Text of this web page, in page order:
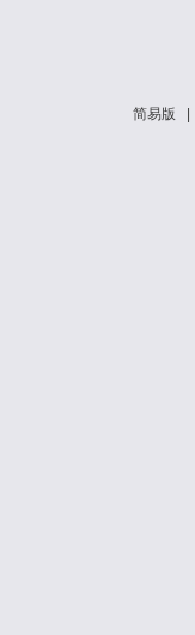
简易版